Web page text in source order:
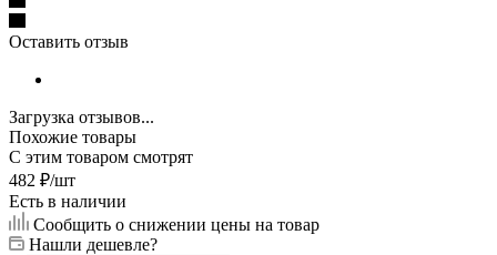
Оставить отзыв
Загрузка отзывов...
Похожие товары
С этим товаром смотрят
482 ₽/шт
Есть в наличии
Сообщить о снижении цены на товар
Нашли дешевле?